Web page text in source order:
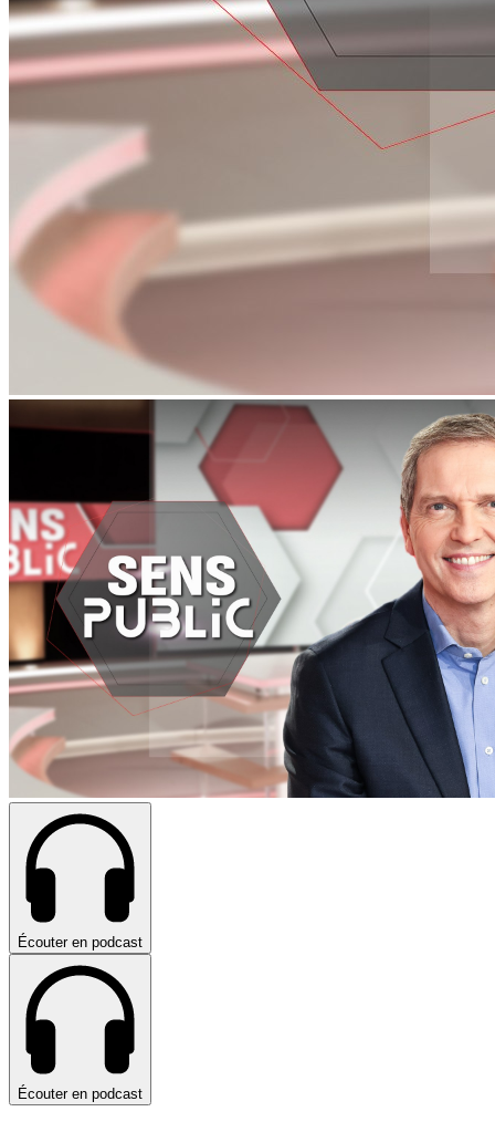
Écouter en podcast
Écouter en podcast